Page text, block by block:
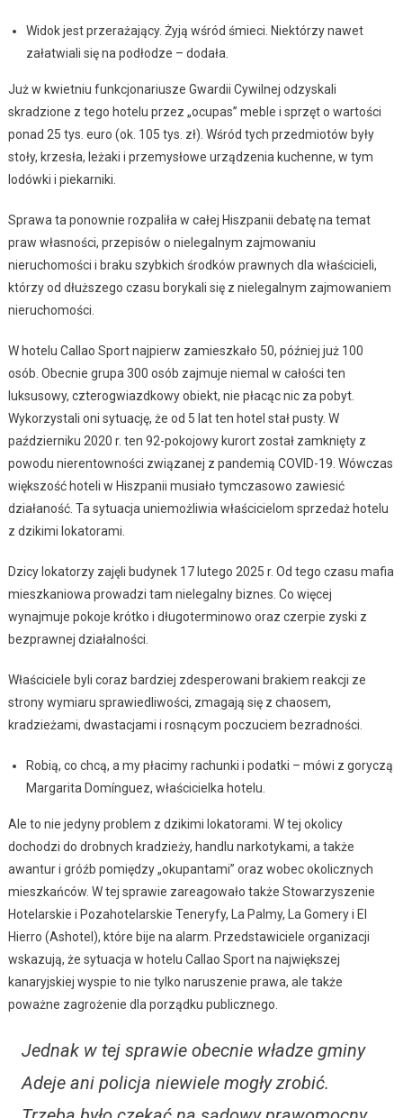
Widok jest przerażający. Żyją wśród śmieci. Niektórzy nawet
załatwiali się na podłodze – dodała.
Już w kwietniu funkcjonariusze Gwardii Cywilnej odzyskali
skradzione z tego hotelu przez „ocupas” meble i sprzęt o wartości
ponad 25 tys. euro (ok. 105 tys. zł). Wśród tych przedmiotów były
stoły, krzesła, leżaki i przemysłowe urządzenia kuchenne, w tym
lodówki i piekarniki.
Sprawa ta ponownie rozpaliła w całej Hiszpanii debatę na temat
praw własności, przepisów o nielegalnym zajmowaniu
nieruchomości i braku szybkich środków prawnych dla właścicieli,
którzy od dłuższego czasu borykali się z nielegalnym zajmowaniem
nieruchomości.
W hotelu Callao Sport najpierw zamieszkało 50, później już 100
osób. Obecnie grupa 300 osób zajmuje niemal w całości ten
luksusowy, czterogwiazdkowy obiekt, nie płacąc nic za pobyt.
Wykorzystali oni sytuację, że od 5 lat ten hotel stał pusty. W
październiku 2020 r. ten 92-pokojowy kurort został zamknięty z
powodu nierentowności związanej z pandemią COVID-19. Wówczas
większość hoteli w Hiszpanii musiało tymczasowo zawiesić
działaność. Ta sytuacja uniemożliwia właścicielom sprzedaż hotelu
z dzikimi lokatorami.
Dzicy lokatorzy zajęli budynek 17 lutego 2025 r. Od tego czasu mafia
mieszkaniowa prowadzi tam nielegalny biznes. Co więcej
wynajmuje pokoje krótko i długoterminowo oraz czerpie zyski z
bezprawnej działalności.
Właściciele byli coraz bardziej zdesperowani brakiem reakcji ze
strony wymiaru sprawiedliwości, zmagają się z chaosem,
kradzieżami, dwastacjami i rosnącym poczuciem bezradności.
Robią, co chcą, a my płacimy rachunki i podatki – mówi z goryczą
Margarita Domínguez, właścicielka hotelu.
Ale to nie jedyny problem z dzikimi lokatorami. W tej okolicy
dochodzi do drobnych kradzieży, handlu narkotykami, a także
awantur i gróźb pomiędzy „okupantami” oraz wobec okolicznych
mieszkańców. W tej sprawie zareagowało także Stowarzyszenie
Hotelarskie i Pozahotelarskie Teneryfy, La Palmy, La Gomery i El
Hierro (Ashotel), które bije na alarm. Przedstawiciele organizacji
wskazują, że sytuacja w hotelu Callao Sport na największej
kanaryjskiej wyspie to nie tylko naruszenie prawa, ale także
poważne zagrożenie dla porządku publicznego.
Jednak w tej sprawie obecnie władze gminy
Adeje ani policja niewiele mogły zrobić.